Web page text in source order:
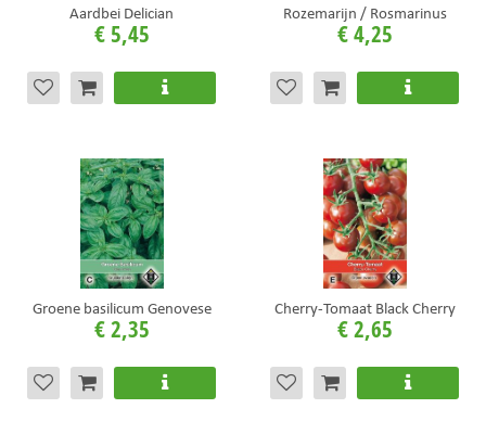
Aardbei Delician
€ 5,45
Rozemarijn / Rosmarinus
€4,25
Groene basilicum Genovese
€2,35
Cherry-Tomaat Black Cherry
€2,65